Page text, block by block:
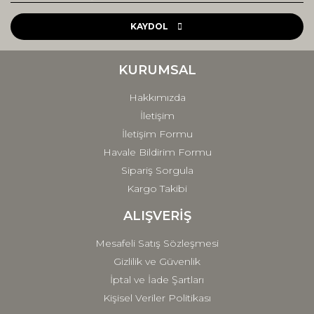
Ürün resmi kalitesiz, bozuk veya görüntülenemiyor.
Ürün açıklamasında eksik bilgiler bulunuyor.
Ürün fiyatı diğer sitelerden daha pahalı.
Gönder
KAYDOL
KURUMSAL
Hakkımızda
İletişim
İletişim Formu
Havale Bildirim Formu
Sipariş Sorgula
Kargo Takibi
ALIŞVERİŞ
Mesafeli Satış Sözleşmesi
Gizlilik ve Güvenlik
İptal ve İade Şartları
Kişisel Veriler Politikası